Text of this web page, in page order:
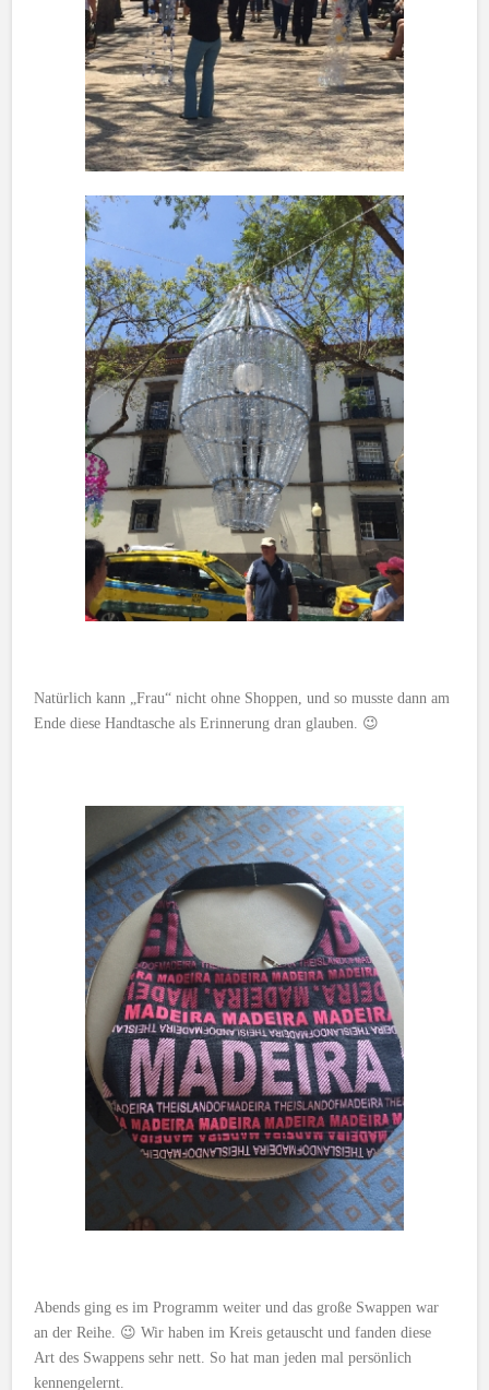
Natürlich kann „Frau“ nicht ohne Shoppen, und so musste dann am
Ende diese Handtasche als Erinnerung dran glauben. 😉
Abends ging es im Programm weiter und das große Swappen war
an der Reihe. 😉 Wir haben im Kreis getauscht und fanden diese
Art des Swappens sehr nett. So hat man jeden mal persönlich
kennengelernt.